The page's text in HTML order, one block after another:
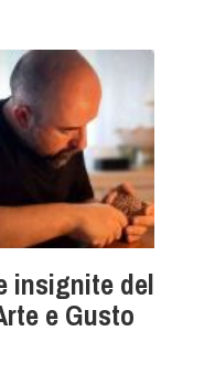
insignite del
e Gusto